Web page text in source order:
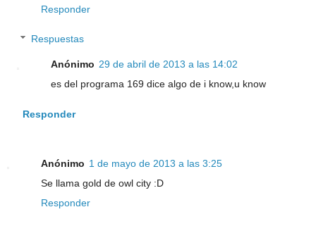
Responder
Respuestas
Anónimo 29 de abril de 2013 a las 14:02
es del programa 169 dice algo de i know,u know
Responder
Anónimo 1 de mayo de 2013 a las 3:25
Se llama gold de owl city :D
Responder